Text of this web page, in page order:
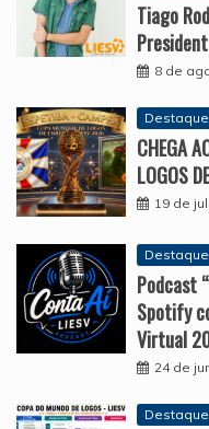
Tiago
8 de
CHEGA
LOGOS
19 de
Podcast
Spotify
Virtual
24 de